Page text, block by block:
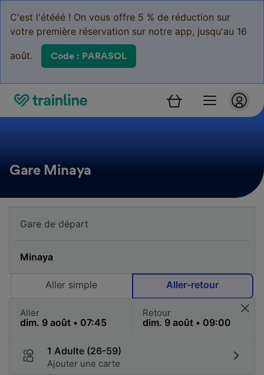
C'est l'étééé ! On vous offre 5 % de réduction sur
votre première réservation sur notre app, jusqu'au 16
août. Code : PARASOL
Gare Minaya
Aller simple Aller-retour
Aller Retour
1 Adulte (26-59)
Ajouter une carte